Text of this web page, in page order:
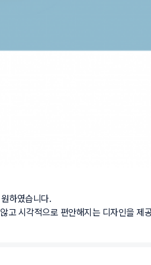
하였습니다.
고 시각적으로 편안해지는 디자인을 제